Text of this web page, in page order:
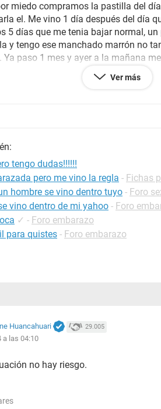
miedo compramos la pastilla del
el. Me vino 1 día después del día
5 días que me tenia bajar normal,
y tengo ese manchado marrón no
Ya paso 1 mes y ayer a la mañana
cabeza pero como siempre los tuve a
de Cintura, estomago pero
solo de estomago y cabeza pero vi
estar embarazada?
Ver más
tengo dudas!!!!!!
pero me vino la regla - Fichas
hombre se vino dentro tuyo - Foro
vino dentro de mi yahoo - Foro
✓ - Foro embarazo
para quistes - Foro embarazo
Huancahuari 29.005
a las 04:10
no hay riesgo.